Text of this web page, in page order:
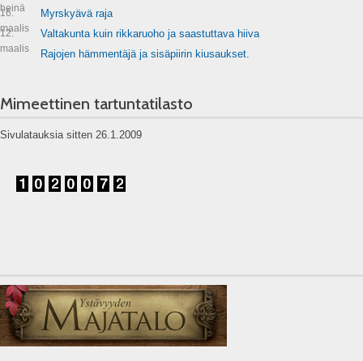
heinä
16.
maalis
Myrskyävä raja
12.
maalis
Valtakunta kuin rikkaruoho ja saastuttava hiiva
Rajojen hämmentäjä ja sisäpiirin kiusaukset.
Mimeettinen tartuntatilasto
Sivulatauksia sitten 26.1.2009